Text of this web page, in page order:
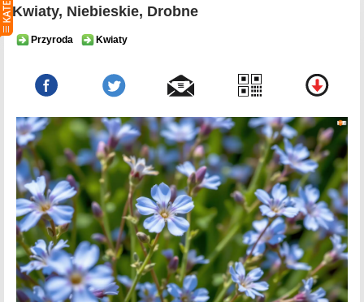
Kwiaty, Niebieskie, Drobne
Przyroda Kwiaty